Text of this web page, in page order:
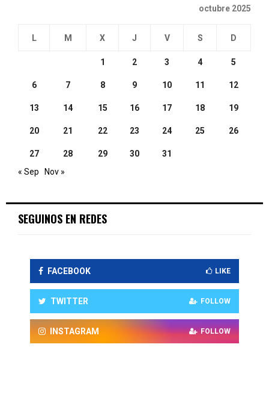
octubre 2025
L M X J V S D
1 2 3 4 5
6 7 8 9 10 11 12
13 14 15 16 17 18 19
20 21 22 23 24 25 26
27 28 29 30
31
« Sep
Nov »
SEGUINOS EN REDES
FACEBOOK LIKE
TWITTER FOLLOW
INSTAGRAM FOLLOW